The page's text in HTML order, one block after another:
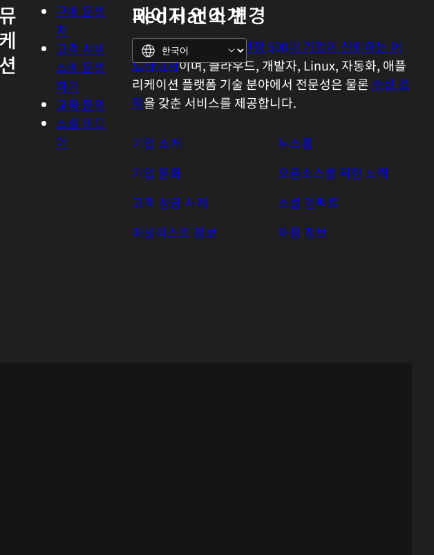
구매 문의
처
고객 서비
스에 문의
하기
교육 문의
소셜 미디
어
Red Hat 소개
Red Hat은
Fortune 선정 500대 기업이 신뢰하는 어
드바이저이며, 클라우드, 개발자, Linux, 자동화, 애플
리케이션 플랫폼 기술 분야에서 전문성은 물론 수상 경
력을 갖춘 서비스를 제공합니다.
기업 소개
기업 문화
고객 성공 사례
애널리스트 정보
뉴스룸
오픈소스를 위한 노력
소셜 임팩트
채용 정보
페이지 언어 변경